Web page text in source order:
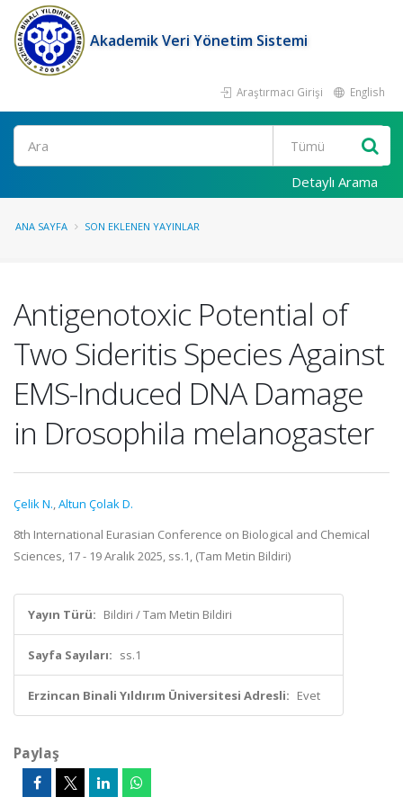
Akademik Veri Yönetim Sistemi
Araştırmacı Girişi English
Ara
Detaylı Arama
ANA SAYFA SON EKLENEN YAYINLAR
Antigenotoxic Potential of
Two Sideritis Species Against
EMS-Induced DNA Damage
in Drosophila melanogaster
Çelik N.,Altun Çolak D.
8th International Eurasian Conference on Biological and Chemical
Sciences, 17 - 19 Aralık 2025, ss.1, (Tam Metin Bildiri)
Yayın Türü: Bildiri / Tam Metin Bildiri
Sayfa Sayıları: ss.1
Erzincan Binali Yıldırım Üniversitesi Adresli: Evet
Paylaş